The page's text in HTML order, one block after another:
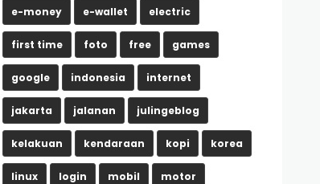
e-money e-wallet electric
first time foto free games
google indonesia internet
jakarta jalanan julingeblog
kelakuan kendaraan kopi korea
linux login mobil motor